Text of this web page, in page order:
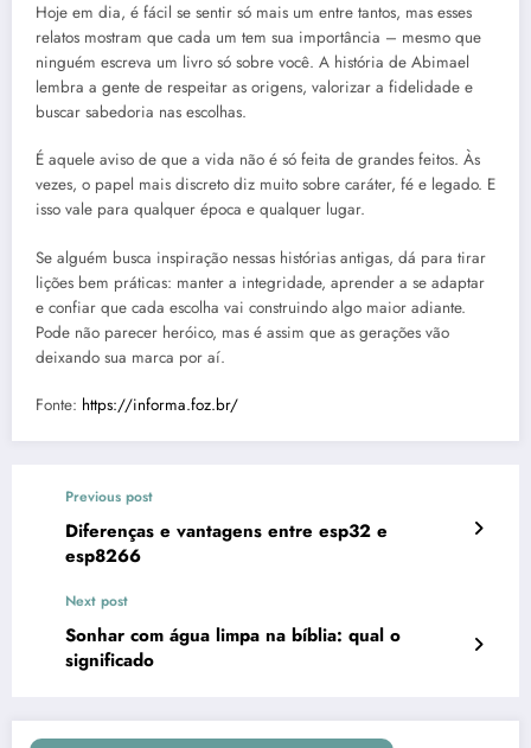
Hoje em dia, é fácil se sentir só mais um entre tantos, mas esses
relatos mostram que cada um tem sua importância – mesmo que
ninguém escreva um livro só sobre você. A história de Abimael
lembra a gente de respeitar as origens, valorizar a fidelidade e
buscar sabedoria nas escolhas.
É aquele aviso de que a vida não é só feita de grandes feitos. Às
vezes, o papel mais discreto diz muito sobre caráter, fé e legado. E
isso vale para qualquer época e qualquer lugar.
Se alguém busca inspiração nessas histórias antigas, dá para tirar
lições bem práticas: manter a integridade, aprender a se adaptar
e confiar que cada escolha vai construindo algo maior adiante.
Pode não parecer heróico, mas é assim que as gerações vão
deixando sua marca por aí.
Fonte: https://informa.foz.br/
Previous post
Diferenças e vantagens entre esp32 e
esp8266
Next post
Sonhar com água limpa na bíblia: qual o
significado